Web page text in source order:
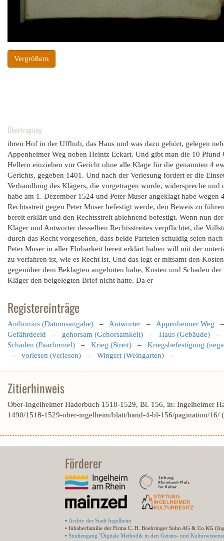
Vergrößern
Übertragung
ihren Hof in der Uffhub, das Haus und was dazu gehört, gelegen
Appenheimer Weg neben Heintz Eckart. Und gibt man die 10
Hellern einziehen vor Gericht ohne alle Klage für die genannten 4
Gerichts, gegeben 1401. Und nach der Verlesung fordert er die
Verhandlung des Klägers, die vorgetragen wurde, widerspreche
habe am 1. Dezember 1524 und Peter Muser angeklagt habe
Rechtsstreit gegen Peter Muser befestigt werde, den Beweis zu
bereit erklärt und den Rechtsstreit ablehnend befestigt. Wenn nun
Kläger und Antworter desselben Rechtsstreites verpflichtet, die
durch das Recht vorgesehen, dass beide Parteien schuldig seien
Peter Muser in aller Ehrbarkeit bereit erklärt haben will mit der
zu verfahren ist, wie es Recht ist. Und das legt er mitsamt den
gegenüber dem Beklagten angeboten habe, Kosten und Schaden
Kläger den beigelegten Brief nicht hatte. Da er
Registereinträge
Anthonius (Datumsangabe) – Antworter – Appenheimer Weg
Gefährdeeid – gehorsam (Gehorsamkeit) – Haus (Gebäude)
Schaden (Paarformel) – Krieg (Streit) – Kriegsbefestigung
– vorlesen (verlesen) – Wingert (Weingarten) –
Zitierhinweis
Ober-Ingelheimer Haderbuch 1518-1529, Bl. 156, in: Ingelheimer
1490/1518-1529-ober-ingelheim/blatt/band-4-bl-156/pagination/16/
Förderer
• Archiv der Stadt Ingelheim
• Inhaberfamilie der Firma C. H. Boehringer Sohn AG & Co.KG
• Studiengang "Digitale Methodik in den Geistes- und